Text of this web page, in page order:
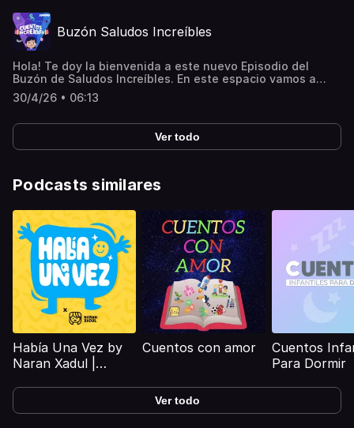
Buzón Saludos Increíbles
Hola! Te doy la bienvenida a este nuevo Episodio del
Buzón de Saludos Increíbles. En este espacio vamos a
escuchar algunos de los saludos que me han mandado de
manera al azar. Atención que podrías escuchar el tuyo. Si
cuentosincreibles.com y escucha, conmigo, la magia de tu
propia voz… ¡Hasta muy pronto!
30/4/26 • 06:13
Ver todo
Podcasts similares
Había Una Vez by
Naran Xadul |
Cuentos con amor
Cuentos
Para Dormir
Ver todo